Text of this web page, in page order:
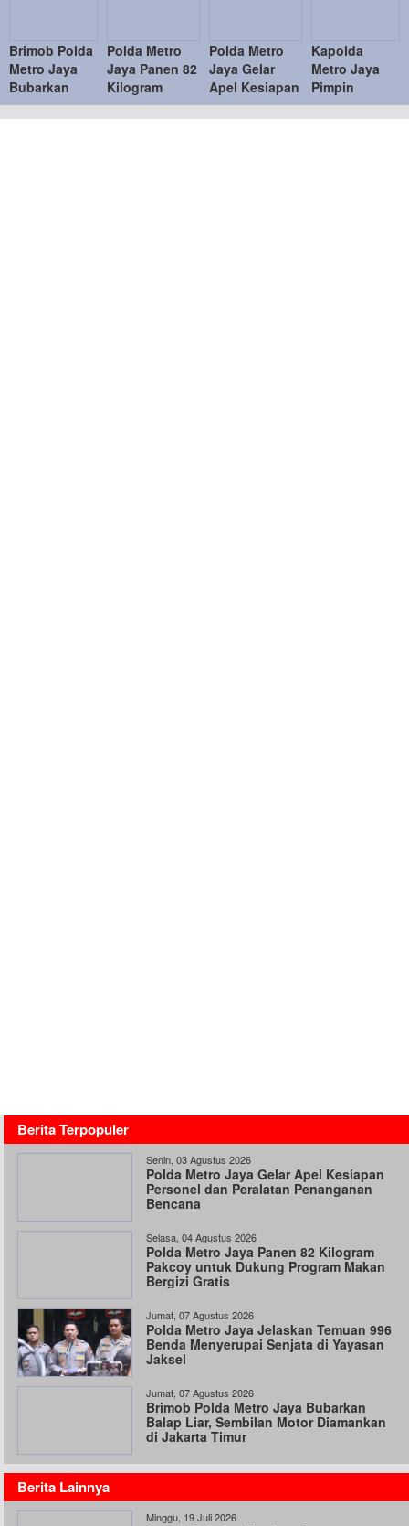
Brimob Polda
Metro Jaya
Bubarkan
Balap Liar,
Sembilan
Polda Metro
Jaya Panen 82
Kilogram
Pakcoy untuk
Dukung
Polda Metro
Jaya Gelar
Apel Kesiapan
Personel dan
Peralatan
Kapolda
Metro Jaya
Pimpin
Sertijab PJU
dan Kapolres
Berita Terpopuler
Senin, 03 Agustus 2026
Polda Metro Jaya Gelar Apel Kesiapan
Personel dan Peralatan Penanganan
Bencana
Selasa, 04 Agustus 2026
Polda Metro Jaya Panen 82 Kilogram
Pakcoy untuk Dukung Program Makan
Bergizi Gratis
Jumat, 07 Agustus 2026
Polda Metro Jaya Jelaskan Temuan 996
Benda Menyerupai Senjata di Yayasan
Jaksel
Jumat, 07 Agustus 2026
Brimob Polda Metro Jaya Bubarkan
Balap Liar, Sembilan Motor Diamankan
di Jakarta Timur
Berita Lainnya
Minggu, 19 Juli 2026